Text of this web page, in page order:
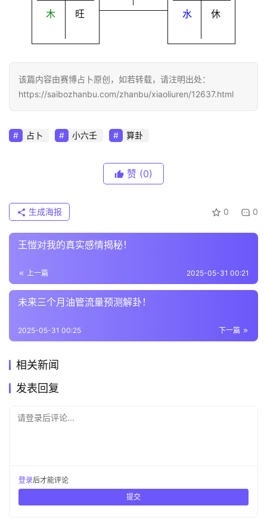
木 旺 水 休
该篇内容由赛博占卜原创，如若转载，请注明出处：
https://saibozhanbu.com/zhanbu/xiaoliuren/12637.html
占卜 小六壬 算卦
赞 (0)
0 0
生成海报
王愷对我的真实感情揭秘！
上一篇 2025-05-31 00:21
未来三个月油管流量预测解卦！
下一篇
2025-05-31 00:25
相关新闻
发表回复
请登录后评论...
登录后才能评论
提交